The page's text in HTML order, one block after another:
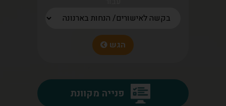
הגש
פנייה מקוונת